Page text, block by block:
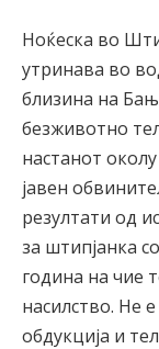
Ноќеска во
утринава во
близина на
безживотно
настанот
јавен
резултати од
за штипјанка
година на чие
насилство. Не
обдукција и